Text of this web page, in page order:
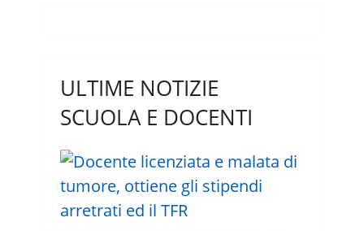
ULTIME NOTIZIE
SCUOLA E DOCENTI